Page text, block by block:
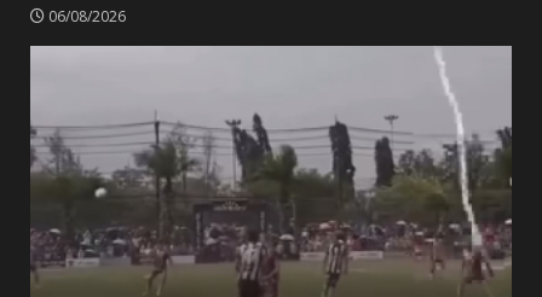
06/08/2026